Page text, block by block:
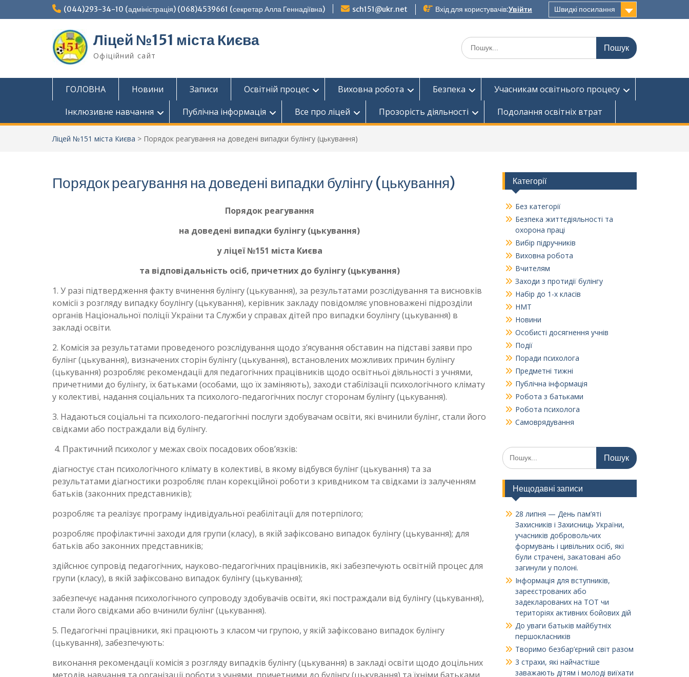
(044)293-34-10 (адміністрація) (068)4539661 (секретар Алла Геннадіївна) sch151@ukr.net Вхід для користувачів:Увійти Швидкі посилання
Ліцей №151 міста Києва
Офіційний сайт
Шукати:
ГОЛОВНА Новини Записи Освітній процес Виховна робота Безпека
Учасникам освітнього процесу
Інклюзивне навчання
Публічна інформація Все про ліцей Прозорість діяльності Подолання освітніх втрат
Ліцей №151 міста Києва > Порядок реагування на доведені випадки булінгу (цькування)
Порядок реагування на доведені випадки булінгу (цькування)
Порядок реагування
на доведені випадки булінгу (цькування)
у ліцеї №151 міста Києва
та відповідальність осіб, причетних до булінгу (цькування)
1. У разі підтвердження факту вчинення булінгу (цькування), за результатами розслідування та висновків
комісії з розгляду випадку боулінгу (цькування), керівник закладу повідомляє уповноважені підрозділи
органів Національної поліції України та Cлужби у справах дітей про випадки боулінгу (цькування) в
закладі освіти.
2. Комісія за результатами проведеного розслідування щодо з’ясування обставин на підставі заяви про
булінг (цькування), визначених сторін булінгу (цькування), встановлених можливих причин булінгу
(цькування) розробляє рекомендації для педагогічних працівників щодо освітньої діяльності з учнями,
причетними до булінгу, їх батьками (особами, що їх заміняють), заходи стабілізації психологічного клімату
у колективі, надання соціальних та психолого-педагогічних послуг сторонам булінгу (цькування).
3. Надаються соціальні та психолого-педагогічні послуги здобувачам освіти, які вчинили булінг, стали його
свідками або постраждали від булінгу.
4. Практичний психолог у межах своїх посадових обов’язків:
діагностує стан психологічного клімату в колективі, в якому відбувся булінг (цькування) та за
результатами діагностики розробляє план корекційної роботи з кривдником та свідками із залученням
батьків (законних представників);
розробляє та реалізує програму індивідуальної реабілітації для потерпілого;
розробляє профілактичні заходи для групи (класу), в якій зафіксовано випадок булінгу (цькування); для
батьків або законних представників;
здійснює супровід педагогічних, науково-педагогічних працівників, які забезпечують освітній процес для
групи (класу), в якій зафіксовано випадок булінгу (цькування);
забезпечує надання психологічного супроводу здобувачів освіти, які постраждали від булінгу (цькування),
стали його свідками або вчинили булінг (цькування).
5. Педагогічні працівники, які працюють з класом чи групою, у якій зафіксовано випадок булінгу
(цькування), забезпечують:
виконання рекомендації комісія з розгляду випадків булінгу (цькування) в закладі освіти щодо доцільних
Категорії
Без категорії
Безпека життєдіяльності та
охорона праці
Вибір підручників
Виховна робота
Вчителям
Заходи з протидії булінгу
Набір до 1-х класів
НМТ
Новини
Особисті досягнення учнів
Події
Поради психолога
Предметні тижні
Публічна інформація
Робота з батьками
Робота психолога
Самоврядування
Шукати:
Нещодавні записи
28 липня — День пам’яті
Захисників і Захисниць України,
учасників добровольчих
формувань і цивільних осіб, які
були страчені, закатовані або
загинули у полоні.
Інформація для вступників,
зареєстрованих або
задекларованих на ТОТ чи
територіях активних бойових дій
До уваги батьків майбутніх
першокласників
Творимо безбар’єрний світ разом
3 страхи, які найчастіше
заважають дітям і молоді виїхати